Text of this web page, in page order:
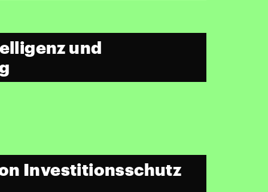
und
Investitionsschutz